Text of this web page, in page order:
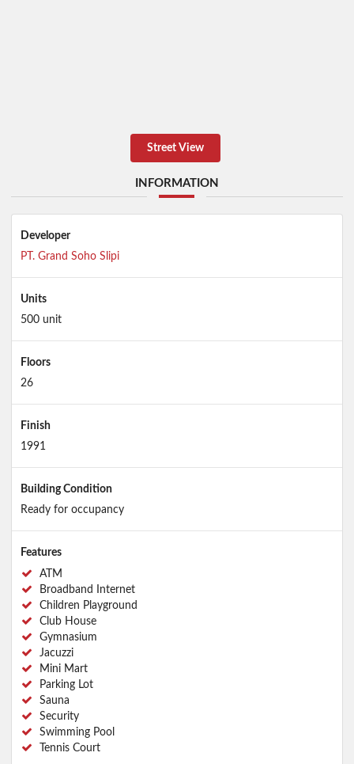
Street View
INFORMATION
Developer
PT. Grand Soho Slipi
Units
500 unit
Floors
26
Finish
1991
Building Condition
Ready for occupancy
Features
ATM
Broadband Internet
Children Playground
Club House
Gymnasium
Jacuzzi
Mini Mart
Parking Lot
Sauna
Security
Swimming Pool
Tennis Court